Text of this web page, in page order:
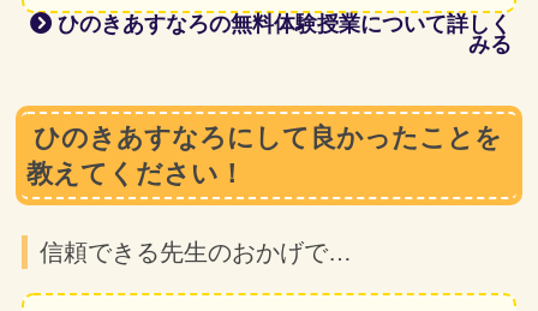
ひのきあすなろの無料体験授業について詳しく
みる
ひのきあすなろにして良かったことを
教えてください！
信頼できる先生のおかげで…